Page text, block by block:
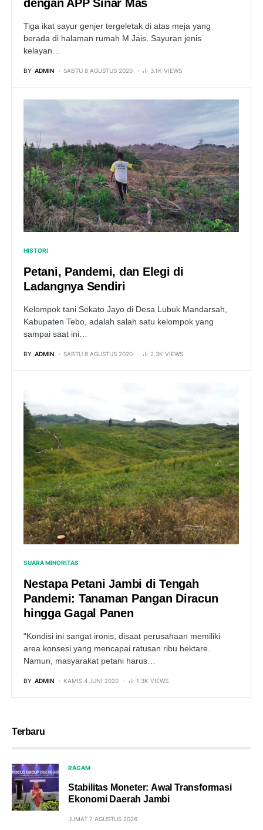
dengan APP Sinar Mas
Tiga ikat sayur genjer tergeletak di atas meja yang
berada di halaman rumah M Jais. Sayuran jenis
kelayan…
BY ADMIN SABTU 8 AGUSTUS 2020 3.1K VIEWS
HISTORI
Petani, Pandemi, dan Elegi di
Ladangnya Sendiri
Kelompok tani Sekato Jayo di Desa Lubuk Mandarsah,
Kabupaten Tebo, adalah salah satu kelompok yang
sampai saat ini…
BY ADMIN SABTU 8 AGUSTUS 2020 2.3K VIEWS
SUARA MINORITAS
Nestapa Petani Jambi di Tengah
Pandemi: Tanaman Pangan Diracun
hingga Gagal Panen
“Kondisi ini sangat ironis, disaat perusahaan memiliki
area konsesi yang mencapai ratusan ribu hektare.
Namun, masyarakat petani harus…
BY ADMIN KAMIS 4 JUNI 2020 1.3K VIEWS
Terbaru
RAGAM
Stabilitas Moneter: Awal Transformasi
Ekonomi Daerah Jambi
JUMAT 7 AGUSTUS 2026